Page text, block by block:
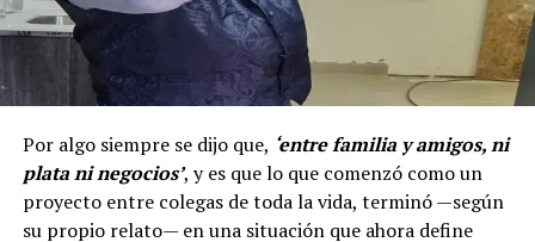
Por algo siempre se dijo que, ‘entre familia y amigos, ni
plata ni negocios’, y es que lo que comenzó como un
proyecto entre colegas de toda la vida, terminó —según
su propio relato— en una situación que ahora define